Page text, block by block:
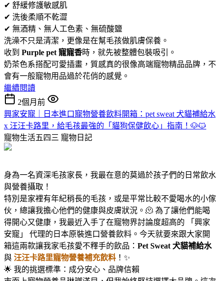
✔ 舒緩修護敏感肌
✔ 洗後柔順不乾澀
✔ 無酒精、無人工色素、無硫酸鹽
洗澡不只是清潔，更像是在幫毛孩做肌膚保養。
收到 Purple pet 寵寵香時，就先被整體包裝吸引。
奶茶色系搭配可愛插畫，質感真的很像高端寵物精品品牌，不
會有一般寵物用品過於花俏的感覺。
繼續閱讀
2個月前
興家安寵｜日本進口寵物營養飲料開箱：pet sweat 犬貓補給水
x 汪汪卡路里，給毛孩最強的「貓狗保健飲心」指南！🐶🐱
寵物生活五四三 寵物日記
身為一名資深毛孩家長，我最在意的莫過於孩子們的日常飲水
與營養攝取！
特別是家裡有年紀稍長的毛孩，或是平常比較不愛喝水的小傢
伙，總讓我擔心他們的健康與皮膚狀況。🫠 為了讓他們能喝
得開心又健康，我最近入手了在寵物界討論度超高的 「興家
安寵」 代理的日本原裝進口營養飲料。今天就要來跟大家開
箱這兩款讓我家毛孩愛不釋手的飲品： Pet Sweat 犬貓補給水
與 汪汪卡路里寵物營養補充飲料 ！✨
🌟 我的挑選標準：成分安心、品牌信賴